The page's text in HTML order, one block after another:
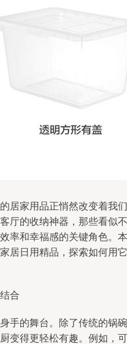
居家用品正悄然改变着我们
厅的收纳神器，那些看似不
率和幸福感的关键角色。本
居日用精品，探索如何用它
合
手的舞台。除了传统的锅碗
变得更轻松有趣。例如，可